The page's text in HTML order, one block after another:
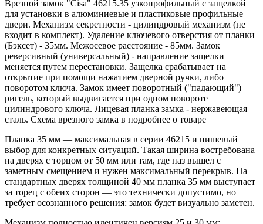
Врезной замок "Cisa" 46215.35 узкопрофильный с защелкой
для установки в алюминиевые и пластиковые профильные
двери. Механизм секретности - цилиндровый механизм (не
входит в комплект). Удаление ключевого отверстия от планки
(Бэксет) - 35мм. Межосевое расстояние - 85мм. Замок
реверсивный (универсальный) - направление защелки
меняется путем перестановки. Защелка срабатывает на
открытие при помощи нажатием дверной ручки, либо
поворотом ключа. Замок имеет поворотный ("падающий")
ригель, который выдвигается при одном повороте
цилиндрового ключа. Лицевая планка замка - нержавеющая
сталь. Схема врезного замка в подробнее о товаре
Планка 35 мм — максимальная в серии 46215 и нишевый
выбор для конкретных ситуаций. Такая ширина востребована
на дверях с торцом от 50 мм или там, где паз вышел с
заметным смещением и нужен максимальный перекрыв. На
стандартных дверях толщиной 40 мм планка 35 мм выступает
за торец с обеих сторон — это технически допустимо, но
требует осознанного решения: замок будет визуально заметен.